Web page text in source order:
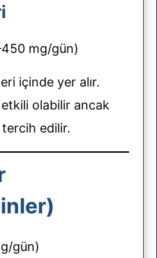
mg/gün)
içinde yer alır.
olabilir ancak
edilir.
gün)